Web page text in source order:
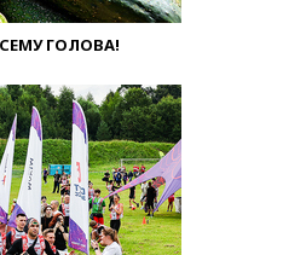
ГОЛОВА!